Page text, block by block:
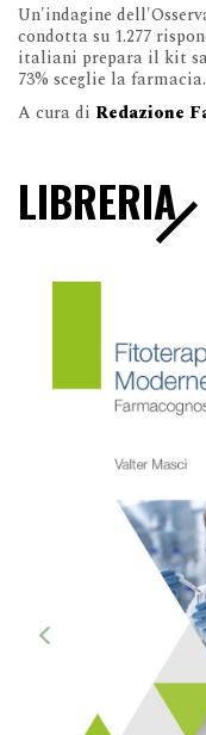
Un'indagine
condotta su 1.277
italiani prepara il kit
73% sceglie la
A cura di Redazione
LIBRERIA